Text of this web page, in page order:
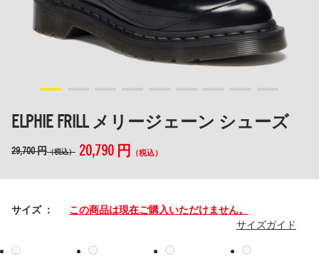
11,000円以上で送料無料・サイズ交換無料
ELPHIE FRILL メリージェーン シューズ
29,700 円（税込） 20,790 円 （税込）
サイズ
この商品は現在ご購入いただけません。
サイズガイド